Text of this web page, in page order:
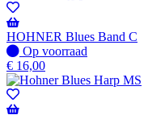
HOHNER Blues Band C
Op
voorraad
Op voorraad
€ 16,00